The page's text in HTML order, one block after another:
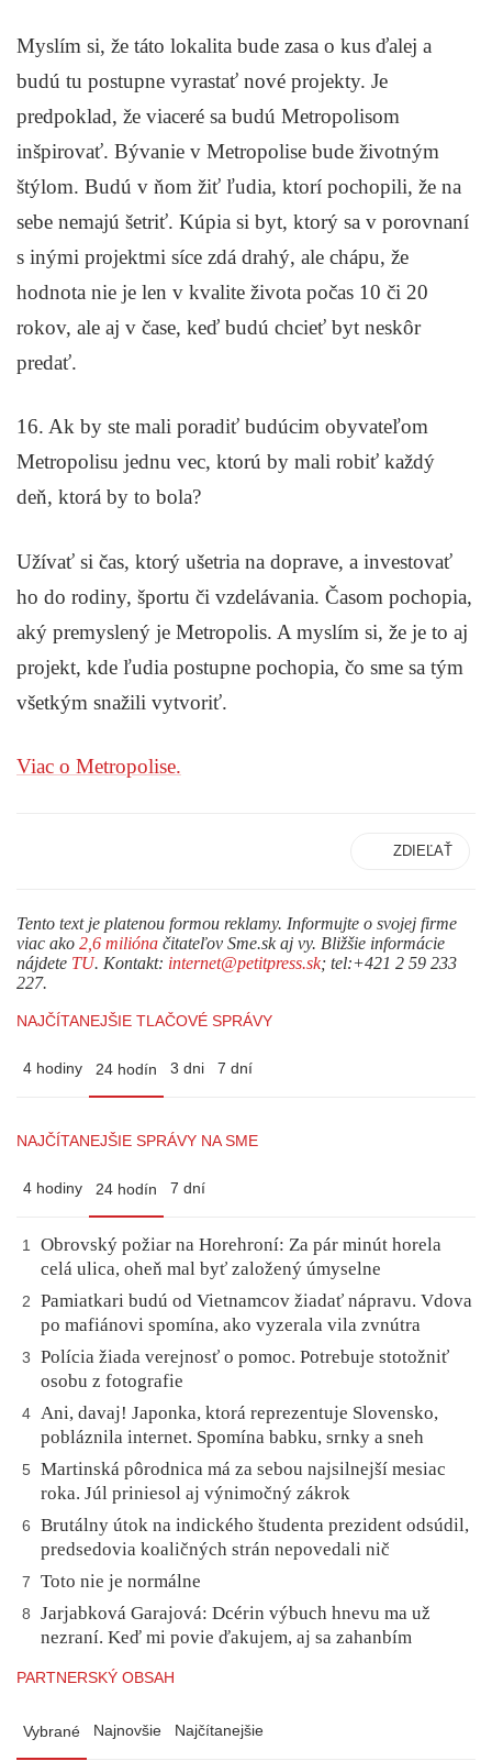
Myslím si, že táto lokalita bude zasa o kus ďalej a
budú tu postupne vyrastať nové projekty. Je
predpoklad, že viaceré sa budú Metropolisom
inšpirovať. Bývanie v Metropolise bude životným
štýlom. Budú v ňom žiť ľudia, ktorí pochopili, že na
sebe nemajú šetriť. Kúpia si byt, ktorý sa v porovnaní
s inými projektmi síce zdá drahý, ale chápu, že
hodnota nie je len v kvalite života počas 10 či 20
rokov, ale aj v čase, keď budú chcieť byt neskôr
predať.
16. Ak by ste mali poradiť budúcim obyvateľom
Metropolisu jednu vec, ktorú by mali robiť každý
deň, ktorá by to bola?
Užívať si čas, ktorý ušetria na doprave, a investovať
ho do rodiny, športu či vzdelávania. Časom pochopia,
aký premyslený je Metropolis. A myslím si, že je to aj
projekt, kde ľudia postupne pochopia, čo sme sa tým
všetkým snažili vytvoriť.
Viac o Metropolise.
ZDIEĽAŤ
Tento text je platenou formou reklamy. Informujte o svojej firme
viac ako 2,6 milióna čitateľov Sme.sk aj vy. Bližšie informácie
nájdete TU. Kontakt: internet@petitpress.sk; tel:+421 2 59 233
227.
NAJČÍTANEJŠIE TLAČOVÉ SPRÁVY
4 hodiny 24 hodín 3 dni 7 dní
NAJČÍTANEJŠIE SPRÁVY NA SME
4 hodiny 24 hodín 7 dní
1
Obrovský požiar na Horehroní: Za pár minút horela
celá ulica, oheň mal byť založený úmyselne
2
Pamiatkari budú od Vietnamcov žiadať nápravu. Vdova
po mafiánovi spomína, ako vyzerala vila zvnútra
3
Polícia žiada verejnosť o pomoc. Potrebuje stotožniť
osobu z fotografie
4 Ani, davaj! Japonka, ktorá reprezentuje Slovensko,
pobláznila internet. Spomína babku, srnky a sneh
5
Martinská pôrodnica má za sebou najsilnejší mesiac
roka. Júl priniesol aj výnimočný zákrok
6
Brutálny útok na indického študenta prezident odsúdil,
predsedovia koaličných strán nepovedali nič
7 Toto nie je normálne
8
Jarjabková Garajová: Dcérin výbuch hnevu ma už
nezraní. Keď mi povie ďakujem, aj sa zahanbím
PARTNERSKÝ OBSAH
Vybrané Najnovšie Najčítanejšie